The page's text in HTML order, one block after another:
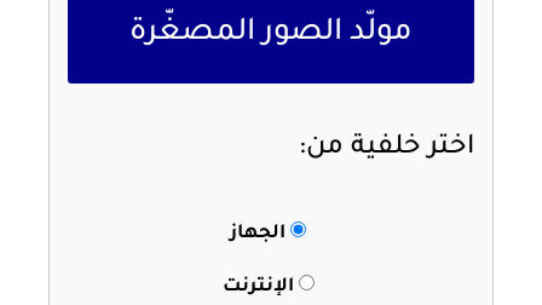
مولّد الصور المصغّرة
اختر خلفية من:
الجهاز
الإنترنت